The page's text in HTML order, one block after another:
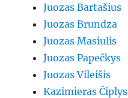
Juozas Bartašius
Juozas Brundza
Juozas Masiulis
Juozas Papečkys
Juozas Vileišis
Kazimieras